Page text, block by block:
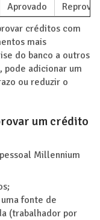
Aprovado
créditos com
mais
do banco a outros
pode adicionar um
ou reduzir o
um crédito
Millennium
fonte de
(trabalhador por